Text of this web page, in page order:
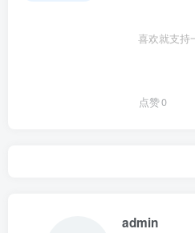
喜欢就支持
点赞0
admin